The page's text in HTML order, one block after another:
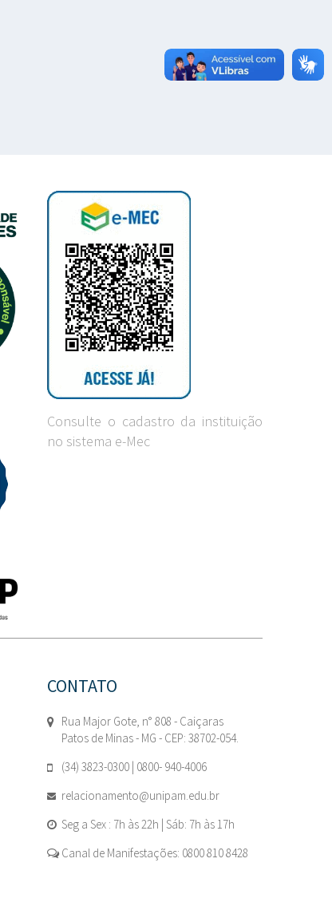
Consulte o cadastro da instituição
no sistema e-Mec
CONTATO
Rua Major Gote, n° 808 - Caiçaras
Patos de Minas - MG - CEP: 38702-054.
(34) 3823-0300 | 0800- 940-4006
relacionamento@unipam.edu.br
Seg a Sex : 7h às 22h | Sáb: 7h às 17h
Canal de Manifestações: 0800 810 8428